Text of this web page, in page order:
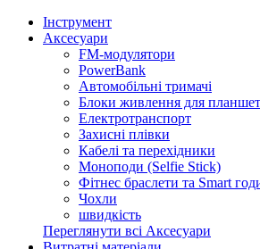
Інструмент
Аксесуари
FM-модулятори
PowerBank
Автомобільні тримачі
Блоки живлення для
Електротранспорт
Захисні плівки
Кабелі та перехідники
Моноподи (Selfie Stick)
Фітнес браслети та Smart
Чохли
швидкість
Переглянути всі Аксесуари